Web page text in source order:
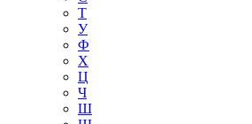
Т
У
Ф
Х
Ц
Ч
Ш